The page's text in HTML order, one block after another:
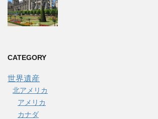
CATEGORY
世界遺産
北アメリカ
アメリカ
カナダ